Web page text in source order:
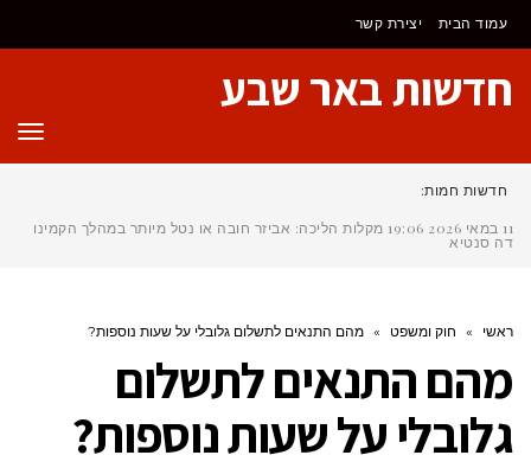
לתוכן
עמוד הבית יצירת קשר
חדשות באר שבע
חדשות חמות:
11 במאי 2026
19:06 מקלות הליכה: אביזר חובה או נטל מיותר במהלך הקמינו
דה סנטיאגו?
ראשי » חוק ומשפט » מהם התנאים לתשלום גלובלי על שעות נוספות?
מהם התנאים לתשלום
גלובלי על שעות נוספות?